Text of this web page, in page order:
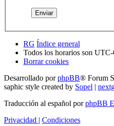
RG Índice general
Todos los horarios son UTC-
Borrar cookies
Desarrollado porphpBB® Forum
saphic style created by Sopel |
Traducción al español porphpBB
Privacidad | Condiciones